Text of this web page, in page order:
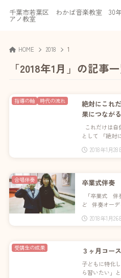
千葉市若葉区 わかば音楽教室 30
アノ教室
HOME 2018 1
「2018年1月」の記事
絶対にこれ
果につながる
これだけは
として 「絶対
2018年1月28
指導の軸 時代の流れ
卒業式伴
「卒業式 伴
ど 伴奏オーデ
2018年1月26
合唱伴奏
３ヶ月コー
子どもに特化
ら習いたい」
受講生の成果